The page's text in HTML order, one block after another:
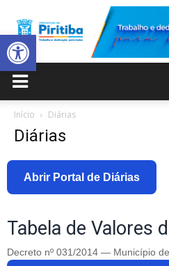
Abrir a barra de ferramentas
Início Diárias
Diárias
Abrir Portal de Diárias
Tabela de Valores
Decreto nº 031/2014 — Município